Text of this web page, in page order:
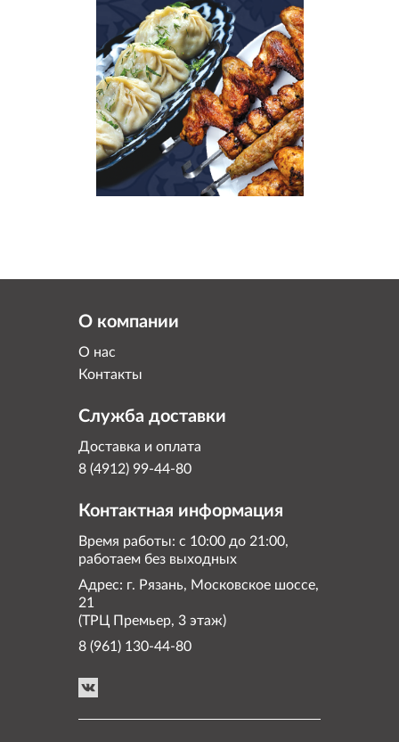
О компании
О нас
Контакты
Служба доставки
Доставка и оплата
8 (4912) 99-44-80
Контактная информация
Время работы: с 10:00 до 21:00,
работаем без выходных
Адрес: г. Рязань, Московское шоссе,
21
(ТРЦ Премьер, 3 этаж)
8 (961) 130-44-80